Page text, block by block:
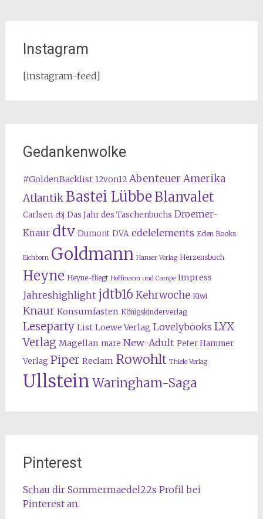
Instagram
[instagram-feed]
Gedankenwolke
#GoldenBacklist 12von12 Abenteuer Amerika
Atlantik Bastei LübbeBlanvalet
Carlsen cbj Das Jahr des Taschenbuchs Droemer-
Knaur dtv Dumont DVA edelelements Eden Books
Eichborn Goldmann Hanser Verlag Herzensbuch
Heyne Heyne-fliegt Hoffmann und Campe Impress
Jahreshighlight jdtb16 Kehrwoche Kiwi
Knaur Konsumfasten Königskinderverlag
Leseparty List Loewe Verlag Lovelybooks LYX
Verlag Magellan mare New-Adult Peter Hammer
Verlag Piper Reclam Rowohlt Thiele Verlag
UllsteinWaringham-Saga
Pinterest
Schau dir Sommermaedel22s Profil bei
Pinterest an.